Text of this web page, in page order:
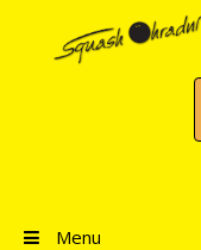
Přeskočit na obsah
Menu